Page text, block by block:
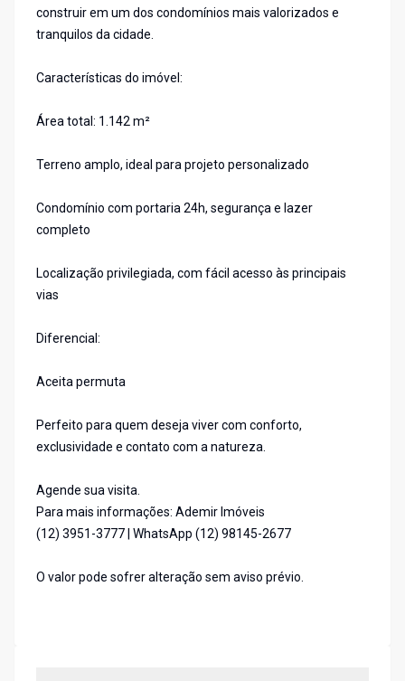
construir em um dos condomínios mais valorizados e
tranquilos da cidade.
Características do imóvel:
Área total: 1.142 m²
Terreno amplo, ideal para projeto personalizado
Condomínio com portaria 24h, segurança e lazer
completo
Localização privilegiada, com fácil acesso às principais
vias
Diferencial:
Aceita permuta
Perfeito para quem deseja viver com conforto,
exclusividade e contato com a natureza.
Agende sua visita.
Para mais informações: Ademir Imóveis
(12) 3951-3777 | WhatsApp (12) 98145-2677
O valor pode sofrer alteração sem aviso prévio.